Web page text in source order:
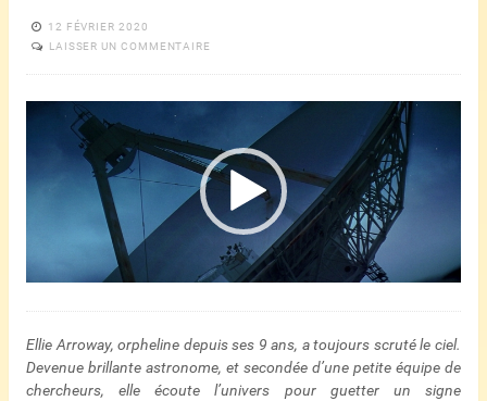
12 FÉVRIER 2020
LAISSER UN COMMENTAIRE
Lecteur
Ellie Arroway, orpheline depuis ses 9 ans, a toujours scruté le ciel.
Devenue brillante astronome, et secondée d’une petite équipe de
chercheurs, elle écoute l’univers pour guetter un signe